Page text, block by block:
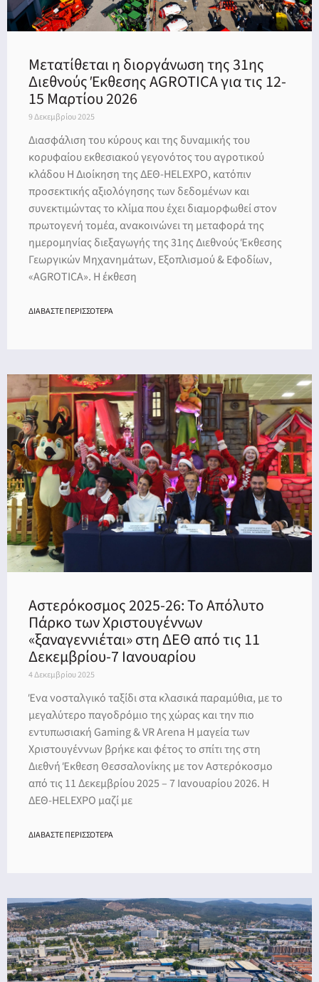
Μετατίθεται η διοργάνωση της 31ης
Διεθνούς Έκθεσης AGROTICA για τις 12-
15 Μαρτίου 2026
9 Δεκεμβρίου 2025
Διασφάλιση του κύρους και της δυναμικής του
κορυφαίου εκθεσιακού γεγονότος του αγροτικού
κλάδου Η Διοίκηση της ΔΕΘ-HELEXPO, κατόπιν
προσεκτικής αξιολόγησης των δεδομένων και
συνεκτιμώντας το κλίμα που έχει διαμορφωθεί στον
πρωτογενή τομέα, ανακοινώνει τη μεταφορά της
ημερομηνίας διεξαγωγής της 31ης Διεθνούς Έκθεσης
Γεωργικών Μηχανημάτων, Εξοπλισμού & Εφοδίων,
«AGROTICA». Η έκθεση
ΔΙΑΒΑΣΤΕ ΠΕΡΙΣΣΟΤΕΡΑ
Αστερόκοσμος 2025-26: Το Απόλυτο
Πάρκο των Χριστουγέννων
«ξαναγεννιέται» στη ΔΕΘ από τις 11
Δεκεμβρίου-7 Ιανουαρίου
4 Δεκεμβρίου 2025
Ένα νοσταλγικό ταξίδι στα κλασικά παραμύθια, με το
μεγαλύτερο παγοδρόμιο της χώρας και την πιο
εντυπωσιακή Gaming & VR Arena Η μαγεία των
Χριστουγέννων βρήκε και φέτος το σπίτι της στη
Διεθνή Έκθεση Θεσσαλονίκης με τον Αστερόκοσμο
από τις 11 Δεκεμβρίου 2025 – 7 Ιανουαρίου 2026. Η
ΔΕΘ-HELEXPO μαζί με
ΔΙΑΒΑΣΤΕ ΠΕΡΙΣΣΟΤΕΡΑ